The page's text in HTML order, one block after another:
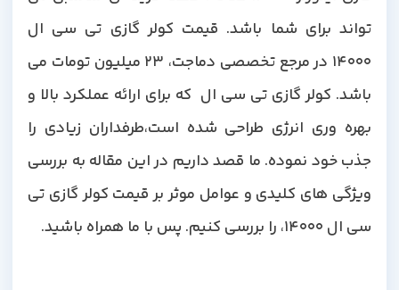
تواند برای شما باشد. قیمت کولر گازی تی سی ال
14000 در مرجع تخصصی دماجت، 23 میلیون تومات می
باشد. کولر گازی تی سی ال که برای ارائه عملکرد بالا و
بهره وری انرژی طراحی شده است،طرفداران زیادی را
جذب خود نموده. ما قصد داریم در این مقاله به بررسی
ویژگی های کلیدی و عوامل موثر بر قیمت کولر گازی تی
سی ال 14000، را بررسی کنیم. پس با ما همراه باشید.